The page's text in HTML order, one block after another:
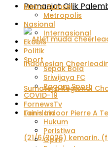
Pemanjat Cilik
Metro Sumsel
Metropolis
Nasional
Internasional
Ekobis
Politik
Sport
Sepak Bola
Sriwijaya FC
Ragam Sport
COVID-19
FornewsTv
Lain-lain
Hukum
Peristiwa
Opini